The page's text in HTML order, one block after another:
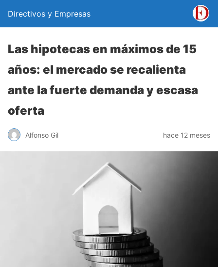
Directivos y Empresas
Las hipotecas en máximos de 15
años: el mercado se recalienta
ante la fuerte demanda y escasa
oferta
Alfonso Gil hace 12 meses